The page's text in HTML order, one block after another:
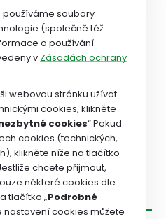
navazovalo, za to
podíleli, patří
soubory
(společně též
o používání
v Zásadách ochrany
webovou stránku užívat
cookies, klikněte
cookies“.Pokud
cookies (technických,
klikněte níže na tlačítko
chcete přijmout,
některé cookies dle
tlačítko „Podrobné
nastavení cookies můžete